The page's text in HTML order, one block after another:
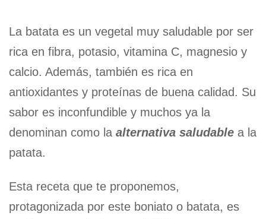
La batata es un vegetal muy saludable por ser
rica en fibra, potasio, vitamina C, magnesio y
calcio. Además, también es rica en
antioxidantes y proteínas de buena calidad. Su
sabor es inconfundible y muchos ya la
denominan como la alternativa saludable a la
patata.
Esta receta que te proponemos,
protagonizada por este boniato o batata, es